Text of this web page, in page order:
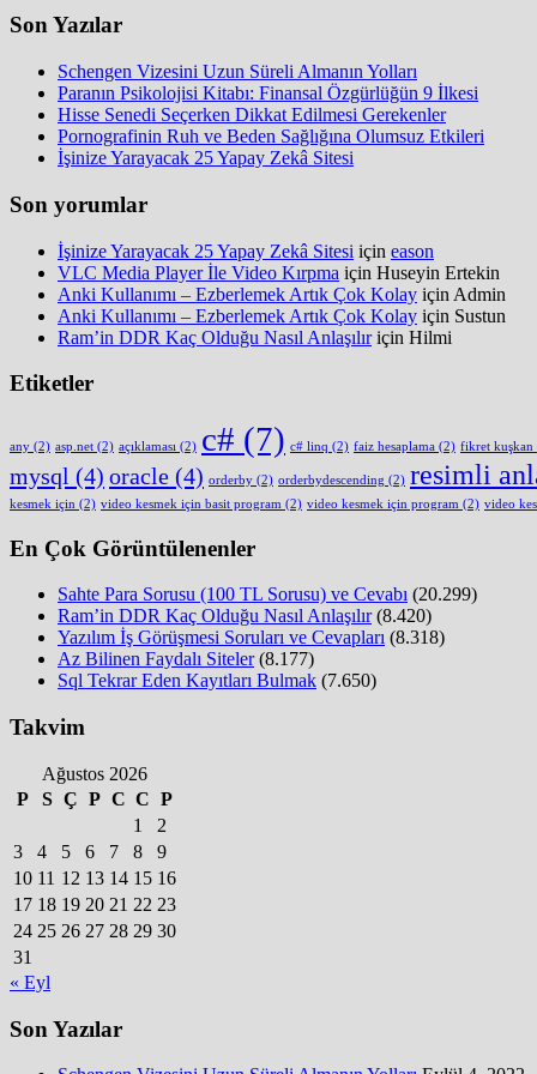
Son Yazılar
Schengen Vizesini Uzun Süreli Almanın Yolları
Paranın Psikolojisi Kitabı: Finansal Özgürlüğün 9 İlkesi
Hisse Senedi Seçerken Dikkat Edilmesi Gerekenler
Pornografinin Ruh ve Beden Sağlığına Olumsuz Etkileri
İşinize Yarayacak 25 Yapay Zekâ Sitesi
Son yorumlar
İşinize Yarayacak 25 Yapay Zekâ Sitesi için eason
VLC Media Player İle Video Kırpma için Huseyin Ertekin
Anki Kullanımı – Ezberlemek Artık Çok Kolay için Admin
Anki Kullanımı – Ezberlemek Artık Çok Kolay için Sustun
Ram’in DDR Kaç Olduğu Nasıl Anlaşılıriçin Hilmi
Etiketler
any (2) asp.net (2) açıklaması (2) c# (7) c# linq (2) faiz hesaplama (2) fikret kuşkan
mysql (4) oracle (4) orderby (2) orderbydescending (2) resimli
kesmek için (2) video kesmek için basit program (2) video kesmek için program (2) video
En Çok Görüntülenenler
Sahte Para Sorusu (100 TL Sorusu) ve Cevabı (20.299)
Ram’in DDR Kaç Olduğu Nasıl Anlaşılır (8.420)
Yazılım İş Görüşmesi Soruları ve Cevapları (8.318)
Az Bilinen Faydalı Siteler (8.177)
Sql Tekrar Eden Kayıtları Bulmak (7.650)
Takvim
Ağustos 2026
P
S Ç P C C P
1
2
3
4 5 6 7 8
9
10 11 12 13 14 15 16
17 18 19 20 21 22 23
24 25 26 27 28 29 30
31
« Eyl
Son Yazılar